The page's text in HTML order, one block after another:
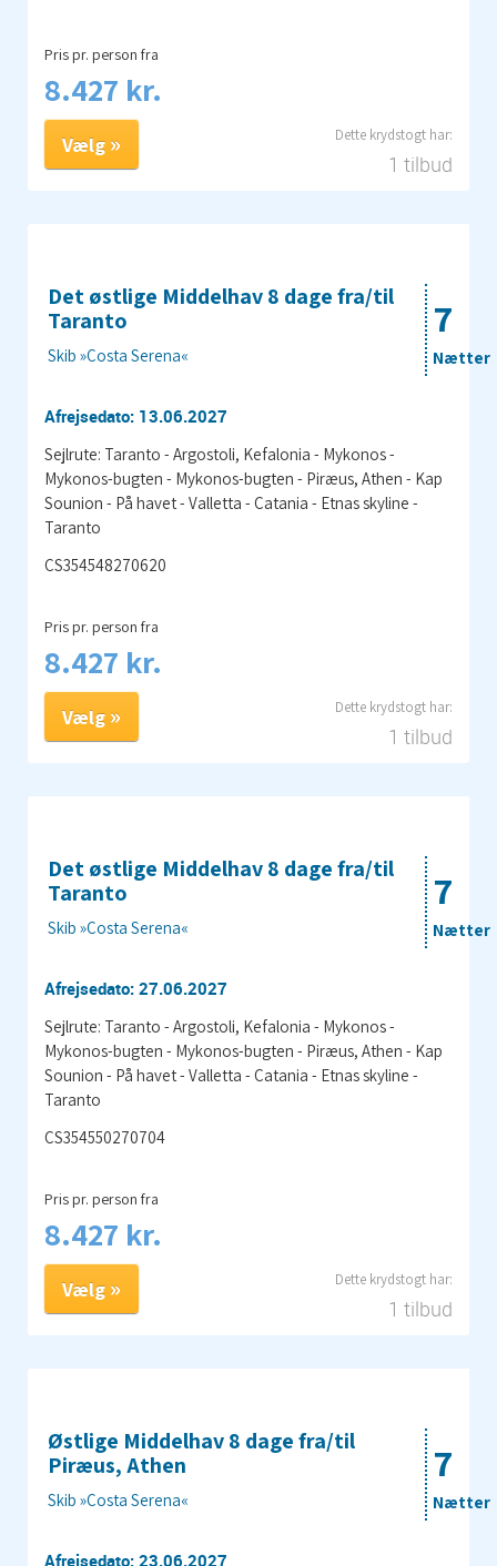
Pris pr. person fra
8.427 kr.
1 tilbud
Vælg
7
Det østlige Middelhav 8 dage fra/til
Taranto
Sejlrute: Taranto - Argostoli, Kefalonia - Mykonos -
Mykonos-bugten - Mykonos-bugten - Piræus, Athen - Kap
Sounion - På havet - Valletta - Catania - Etnas skyline -
CS354548270620
Pris pr. person fra
8.427 kr.
Vælg